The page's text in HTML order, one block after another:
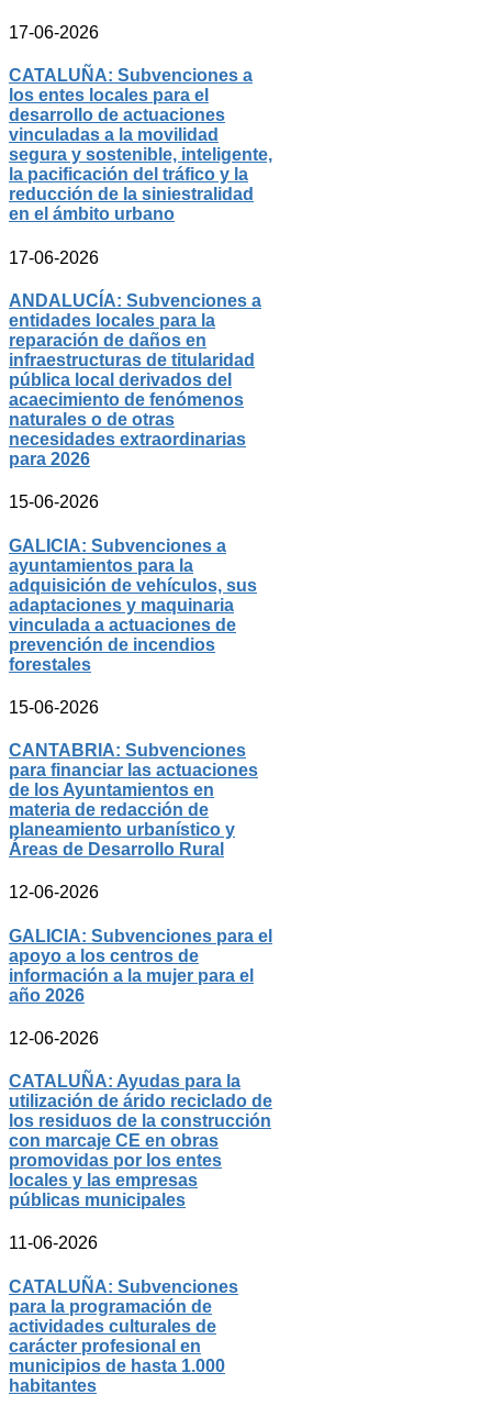
17-06-2026
CATALUÑA: Subvenciones a
los entes locales para el
desarrollo de actuaciones
vinculadas a la movilidad
segura y sostenible, inteligente,
la pacificación del tráfico y la
reducción de la siniestralidad
en el ámbito urbano
17-06-2026
ANDALUCÍA: Subvenciones a
entidades locales para la
reparación de daños en
infraestructuras de titularidad
pública local derivados del
acaecimiento de fenómenos
naturales o de otras
necesidades extraordinarias
para 2026
15-06-2026
GALICIA: Subvenciones a
ayuntamientos para la
adquisición de vehículos, sus
adaptaciones y maquinaria
vinculada a actuaciones de
prevención de incendios
forestales
15-06-2026
CANTABRIA: Subvenciones
para financiar las actuaciones
de los Ayuntamientos en
materia de redacción de
planeamiento urbanístico y
Áreas de Desarrollo Rural
12-06-2026
GALICIA: Subvenciones para el
apoyo a los centros de
información a la mujer para el
año 2026
12-06-2026
CATALUÑA: Ayudas para la
utilización de árido reciclado de
los residuos de la construcción
con marcaje CE en obras
promovidas por los entes
locales y las empresas
públicas municipales
11-06-2026
CATALUÑA: Subvenciones
para la programación de
actividades culturales de
carácter profesional en
municipios de hasta 1.000
habitantes